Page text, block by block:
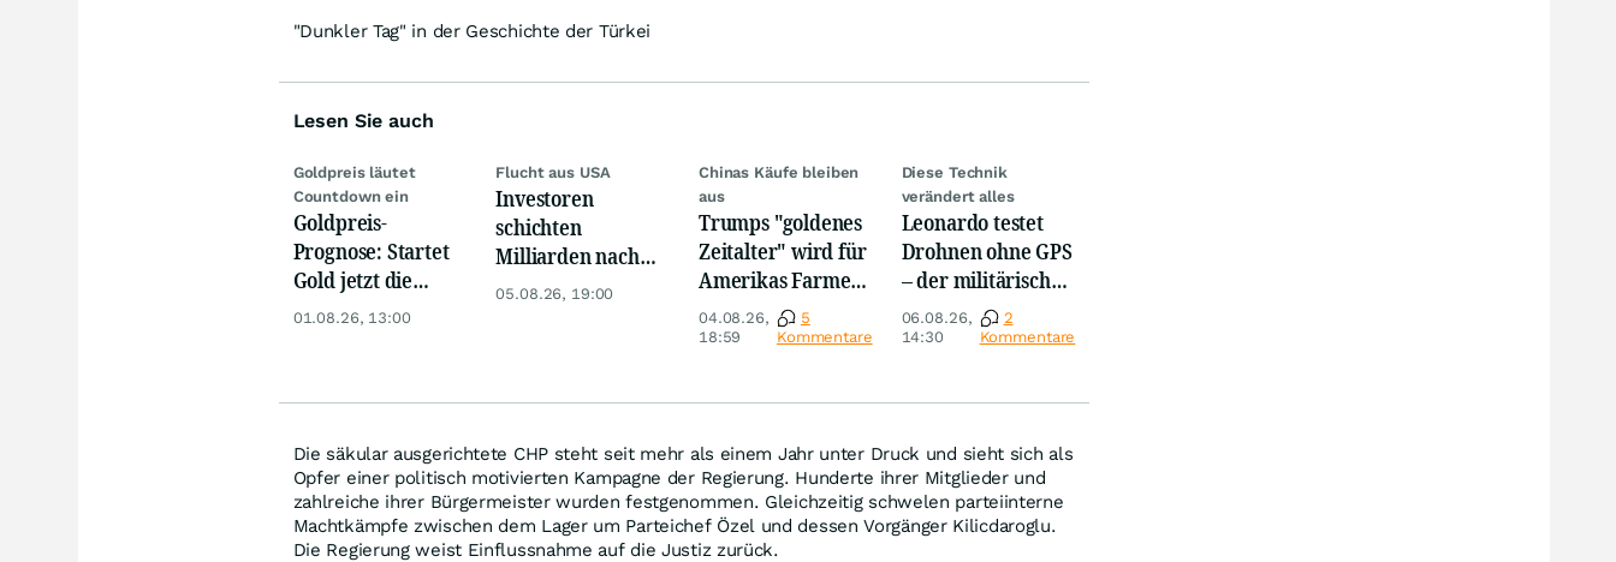
"Dunkler Tag" in der Geschichte der Türkei
Lesen Sie auch
Goldpreis läutet
Countdown ein
Goldpreis-
Prognose: Startet
Gold jetzt die
Trendwende? 4
01.08.26, 13:00
Flucht aus USA
Investoren
schichten
Milliarden nach
Europa um
05.08.26, 19:00
Chinas Käufe bleiben
aus
Trumps "goldenes
Zeitalter" wird für
Amerikas Farmer
zum Milliarden-
Desaster
04.08.26,
18:59
5
Kommentare
Diese Technik
verändert alles
Leonardo testet
Drohnen ohne GPS
– der militärische
Nutzen ist enorm
06.08.26,
14:30
2
Kommentare
Die säkular ausgerichtete CHP steht seit mehr als einem Jahr unter Druck und sieht sich als
Opfer einer politisch motivierten Kampagne der Regierung. Hunderte ihrer Mitglieder und
zahlreiche ihrer Bürgermeister wurden festgenommen. Gleichzeitig schwelen parteiinterne
Machtkämpfe zwischen dem Lager um Parteichef Özel und dessen Vorgänger Kilicdaroglu.
Die Regierung weist Einflussnahme auf die Justiz zurück.